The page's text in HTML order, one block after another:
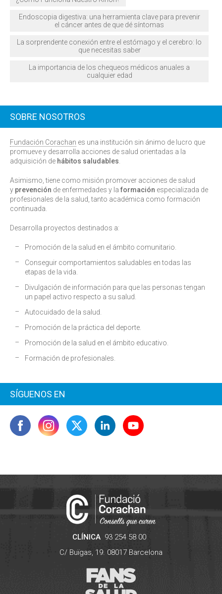
Endoscopia digestiva: una herramienta clave para prevenir
el cáncer antes de que dé síntomas
La sorprendente conexión entre el estómago y el cerebro: lo
que necesitas saber
La importancia de los chequeos médicos anuales a
cualquier edad
SOBRE NOSOTROS
Fundación Corachan es una institución sin ánimo de lucro que
promueve y desarrolla acciones de salud orientadas a la
adquisición de hábitos saludables
Asimismo, tiene como misión promover acciones de salud
y prevención de enfermedades y la formación especializada de
profesionales de la salud, tanto académica como formación
continuada.
Desarrolla proyectos destinados a:
Promoción de la salud en el ámbito comunitario.
Conseguir comportamientos saludables en todas las
etapas de la vida.
Divulgación de información para que las personas tengan
un papel activo respecto a su salud.
Autocuidado de la salud.
Promoción de la práctica del deporte.
Promoción de la salud en el ámbito educativo.
Formación de profesionales.
SÍGUENOS EN
CLÍNICA 93 254 58 00
C/ Buïgas, 19. 08017 Barcelona